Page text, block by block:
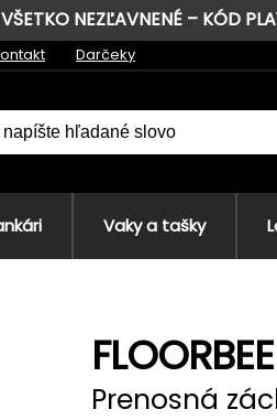
NEZĽAVNENÉ – KÓD
Darčeky
Vaky a tašky
Prenosná